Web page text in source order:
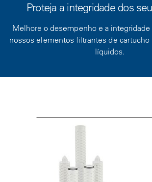
Proteja a integridade dos
Melhore o desempenho e a
nossos elementos filtrantes de cartucho
líquidos.